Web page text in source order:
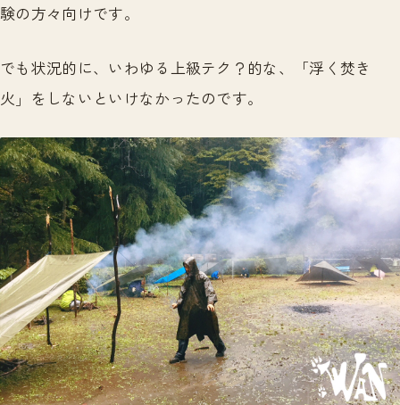
験の方々向けです。
でも状況的に、いわゆる上級テク？的な、「浮く焚き
火」をしないといけなかったのです。